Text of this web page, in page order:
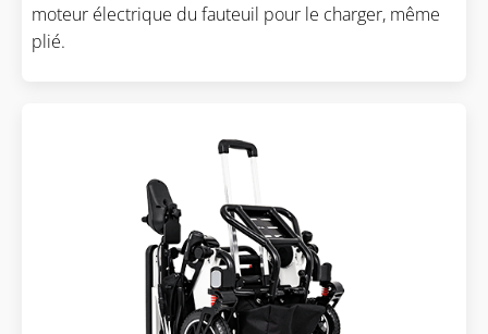
moteur électrique du fauteuil pour le charger, même
plié.